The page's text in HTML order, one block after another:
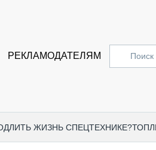
РЕКЛАМОДАТЕЛЯМ
ЖИЗНЬ СПЕЦТЕХНИКЕ?